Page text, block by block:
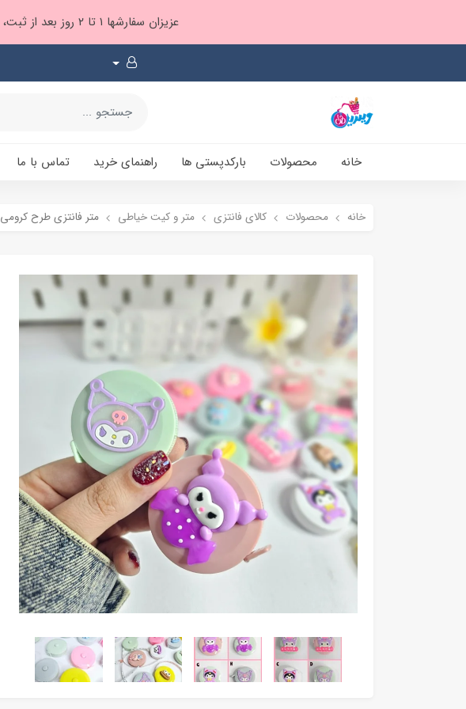
عزیزان سفارشها ۱ تا ۲ روز بعد از ثبت، از طریق پست پیشتاز ارسال و بارکدپستی پیامک میشه براتون ❤️
خانه محصولات بارکدپستی ها راهنمای خرید تماس با ما
خانه محصولات کالای فانتزی متر و کیت خیاطی متر فانتزی طرح کرومی